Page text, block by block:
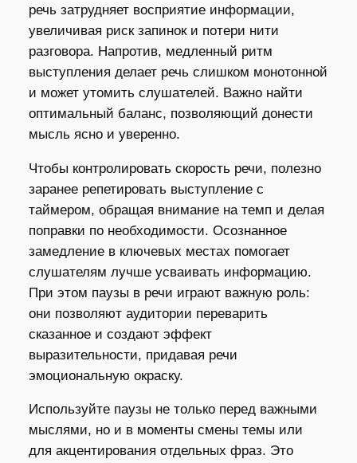
речь затрудняет восприятие информации,
увеличивая риск запинок и потери нити
разговора. Напротив, медленный ритм
выступления делает речь слишком монотонной
и может утомить слушателей. Важно найти
оптимальный баланс, позволяющий донести
мысль ясно и уверенно.
Чтобы контролировать скорость речи, полезно
заранее репетировать выступление с
таймером, обращая внимание на темп и делая
поправки по необходимости. Осознанное
замедление в ключевых местах помогает
слушателям лучше усваивать информацию.
При этом паузы в речи играют важную роль:
они позволяют аудитории переварить
сказанное и создают эффект
выразительности, придавая речи
эмоциональную окраску.
Используйте паузы не только перед важными
мыслями, но и в моменты смены темы или
для акцентирования отдельных фраз. Это